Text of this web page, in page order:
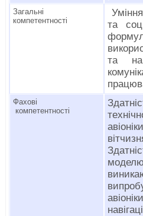
Загальні
компетентності
та
та
Фахові
компетентності